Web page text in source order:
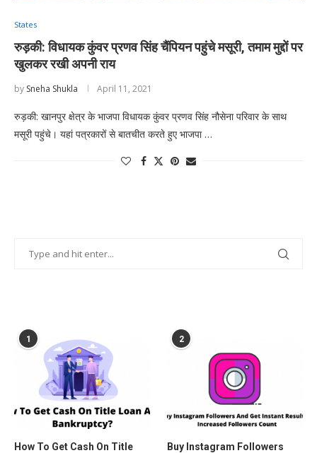
States
रुड़की: विधायक कुंवर प्रणव सिंह चैंपियन पहुंचे मसूरी, तमाम मुद्दों पर
खुलकर रखी अपनी राय
by Sneha Shukla April 11, 2021
रुड़की: खानपुर क्षेत्र के भाजपा विधायक कुंवर प्रणव सिंह नौसेना परिवार के साथ
मसूरी पहुंचे। यहां पत्रकारों से बातचीत करते हुए भाजपा …
1
How To Get Cash On Title
2
Buy Instagram Followers